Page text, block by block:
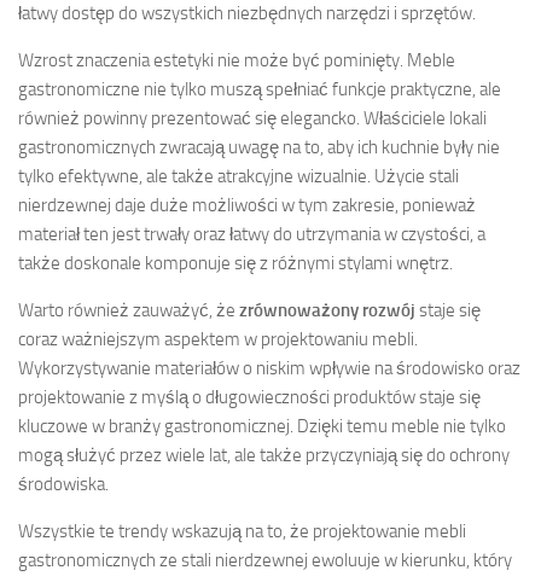
łatwy dostęp do wszystkich niezbędnych narzędzi i sprzętów.
Wzrost znaczenia estetyki nie może być pominięty. Meble
gastronomiczne nie tylko muszą spełniać funkcje praktyczne, ale
również powinny prezentować się elegancko. Właściciele lokali
gastronomicznych zwracają uwagę na to, aby ich kuchnie były nie
tylko efektywne, ale także atrakcyjne wizualnie. Użycie stali
nierdzewnej daje duże możliwości w tym zakresie, ponieważ
materiał ten jest trwały oraz łatwy do utrzymania w czystości, a
także doskonale komponuje się z różnymi stylami wnętrz.
Warto również zauważyć, że zrównoważony rozwój staje się
coraz ważniejszym aspektem w projektowaniu mebli.
Wykorzystywanie materiałów o niskim wpływie na środowisko oraz
projektowanie z myślą o długowieczności produktów staje się
kluczowe w branży gastronomicznej. Dzięki temu meble nie tylko
mogą służyć przez wiele lat, ale także przyczyniają się do ochrony
środowiska.
Wszystkie te trendy wskazują na to, że projektowanie mebli
gastronomicznych ze stali nierdzewnej ewoluuje w kierunku, który